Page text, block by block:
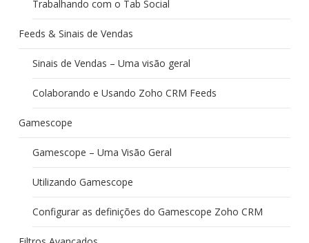
Trabalhando com o Tab Social
Feeds & Sinais de Vendas
Sinais de Vendas – Uma visão geral
Colaborando e Usando Zoho CRM Feeds
Gamescope
Gamescope – Uma Visão Geral
Utilizando Gamescope
Configurar as definições do Gamescope Zoho CRM